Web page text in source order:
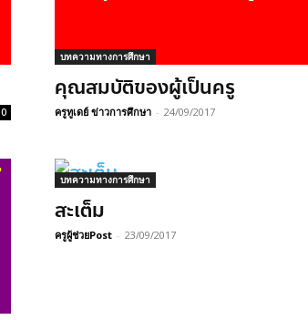
0
บทความทางการศึกษา
คุณสมบัติของผู้เป็นครู
ครูทูเดย์ ข่าวการศึกษา - 24/09/2017
บทความทางการศึกษา
สะเต็ม
ครูผู้ช่วยPost - 23/09/2017